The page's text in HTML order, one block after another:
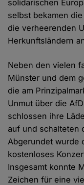
solidarischen
selbst bekamen
die verheerenden
Herkunftsländern
Neben den vielen
Münster und dem
die am
Unmut über die
schlossen ihre
auf und schalteten
Abgerundet wurde
kostenloses
Insgesamt konnte
Zeichen für eine